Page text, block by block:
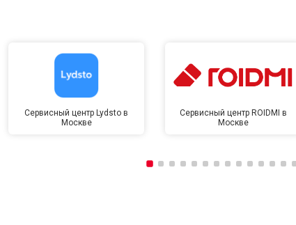
Сервисный центр Lydsto в
Москве
Сервисный центр ROIDMI в
Москве